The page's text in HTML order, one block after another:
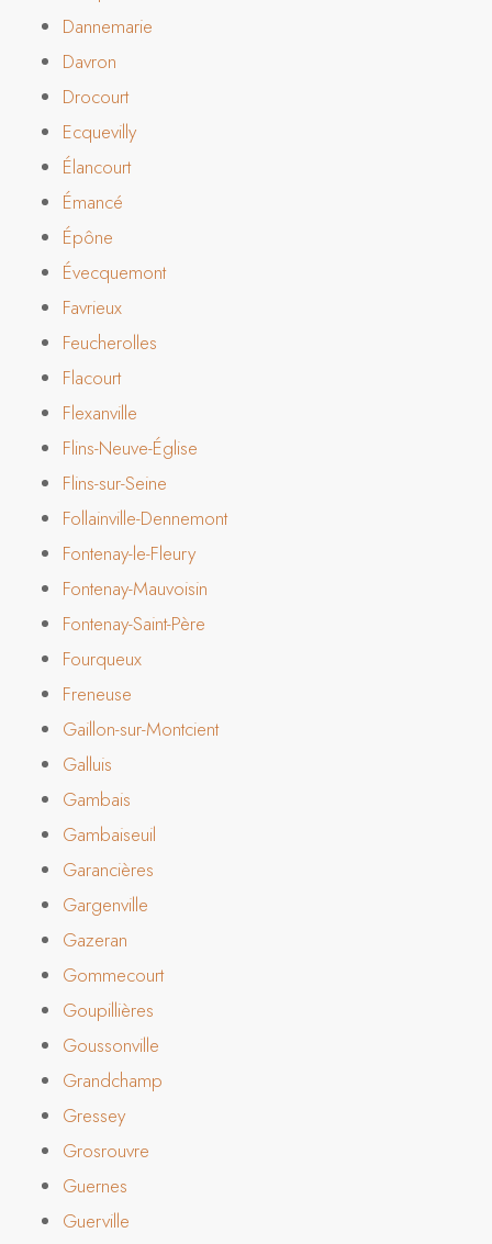
Dannemarie
Davron
Drocourt
Ecquevilly
Élancourt
Émancé
Épône
Évecquemont
Favrieux
Feucherolles
Flacourt
Flexanville
Flins-Neuve-Église
Flins-sur-Seine
Follainville-Dennemont
Fontenay-le-Fleury
Fontenay-Mauvoisin
Fontenay-Saint-Père
Fourqueux
Freneuse
Gaillon-sur-Montcient
Galluis
Gambais
Gambaiseuil
Garancières
Gargenville
Gazeran
Gommecourt
Goupillières
Goussonville
Grandchamp
Gressey
Grosrouvre
Guernes
Guerville